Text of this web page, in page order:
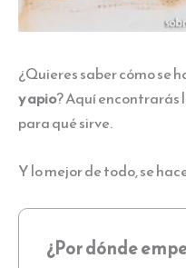
¿Quieres saber cómo se
y apio? Aquí encontrarás
para qué sirve.
Y lo mejor de todo, se
¿Por dónde